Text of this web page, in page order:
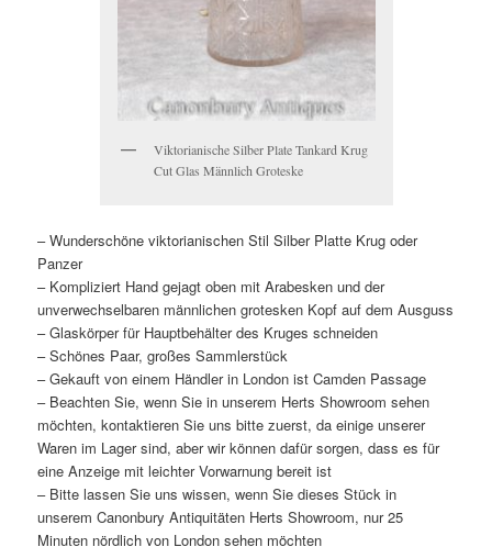
Viktorianische Silber Plate Tankard Krug
Cut Glas Männlich Groteske
– Wunderschöne viktorianischen Stil Silber Platte Krug oder
Panzer
– Kompliziert Hand gejagt oben mit Arabesken und der
unverwechselbaren männlichen grotesken Kopf auf dem Ausguss
– Glaskörper für Hauptbehälter des Kruges schneiden
– Schönes Paar, großes Sammlerstück
– Gekauft von einem Händler in London ist Camden Passage
– Beachten Sie, wenn Sie in unserem Herts Showroom sehen
möchten, kontaktieren Sie uns bitte zuerst, da einige unserer
Waren im Lager sind, aber wir können dafür sorgen, dass es für
eine Anzeige mit leichter Vorwarnung bereit ist
– Bitte lassen Sie uns wissen, wenn Sie dieses Stück in
unserem Canonbury Antiquitäten Herts Showroom, nur 25
Minuten nördlich von London sehen möchten